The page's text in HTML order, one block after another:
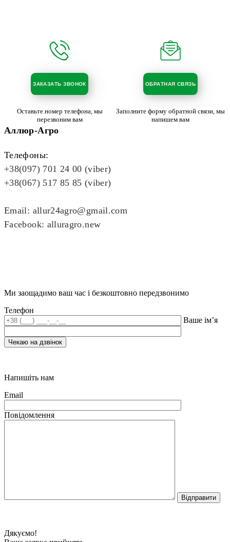
ЗАКАЗАТЬ ЗВОНОК
Оставьте номер телефона, мы
перезвоним вам
ОБРАТНАЯ СВЯЗЬ
Заполните форму обратной связи, мы
напишем вам
Аллюр-Агро
Телефоны:
+38(097) 701 24 00 (viber)
+38(067) 517 85 85 (viber)
Email: allur24agro@gmail.com
Facebook: alluragro.new
Ми заощадимо ваш час і безкоштовно передзвонимо
Телефон
Ваше ім’я
Напишіть нам
Email
Повідомлення
Дякуємо!